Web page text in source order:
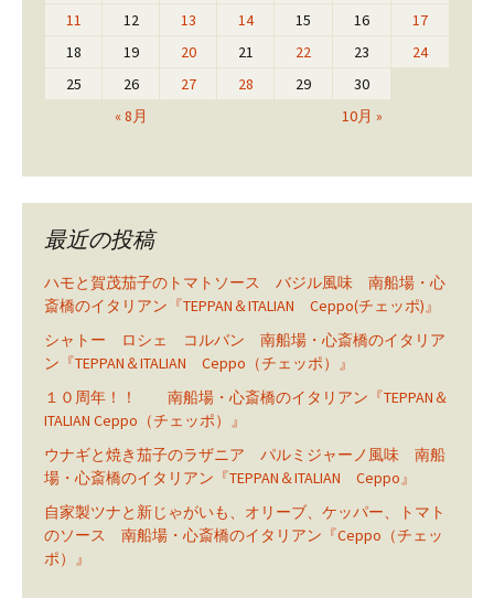
« 8月 10月 »
11
12 13 14 15 16
17
18
19 20 21 22 23
24
25
26 27 28 29 30
最近の投稿
ハモと賀茂茄子のトマトソース バジル風味 南船場・心
斎橋のイタリアン『TEPPAN＆ITALIAN Ceppo(チェッポ)』
シャトー ロシェ コルバン 南船場・心斎橋のイタリア
ン『TEPPAN＆ITALIAN Ceppo（チェッポ）』
１０周年！！ 南船場・心斎橋のイタリアン『TEPPAN＆
ITALIAN Ceppo（チェッポ）』
ウナギと焼き茄子のラザニア パルミジャーノ風味 南船
場・心斎橋のイタリアン『TEPPAN＆ITALIAN Ceppo』
自家製ツナと新じゃがいも、オリーブ、ケッパー、トマト
のソース 南船場・心斎橋のイタリアン『Ceppo（チェッ
ポ）』